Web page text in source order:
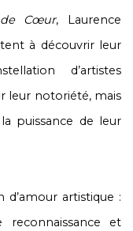
Cœur, Laurence
à découvrir leur
d’artistes
leur notoriété, mais
puissance de leur
artistique :
et